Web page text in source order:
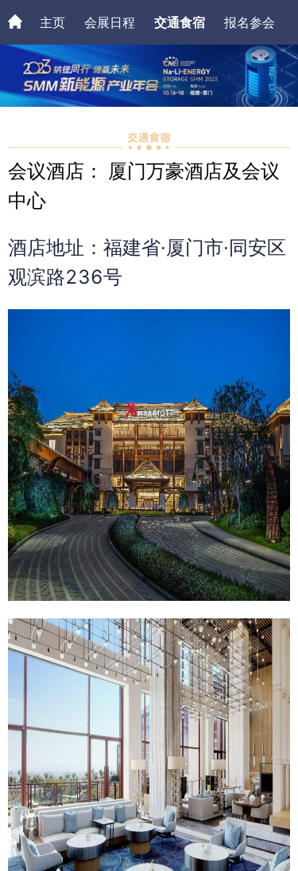
主页 会展日程 交通食宿 报名参会
会议酒店： 厦门万豪酒店及会议
中心
酒店地址：福建省·厦门市·同安区
观滨路236号